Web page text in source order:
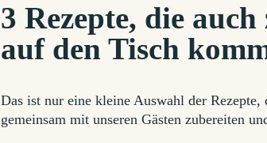
3 Rezepte, die
auf den Tisch
Das ist nur eine kleine Auswahl der
gemeinsam mit unseren Gästen zubereiten